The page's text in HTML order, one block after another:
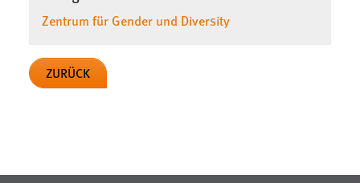
Zentrum für Gender und Diversity
ZURÜCK
Cookie Laufzeit:
Sie tun dies, indem sie Besucher über Websites